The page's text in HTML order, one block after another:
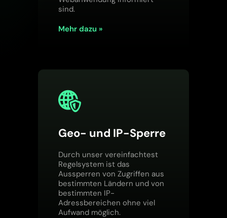
sind.
Mehr dazu »
Geo- und IP-Sperre
Durch unser vereinfachtest
Regelsystem ist das
Aussperren von Zugriffen aus
bestimmten Ländern und von
bestimmten IP-
Adressbereichen ohne viel
Aufwand möglich.